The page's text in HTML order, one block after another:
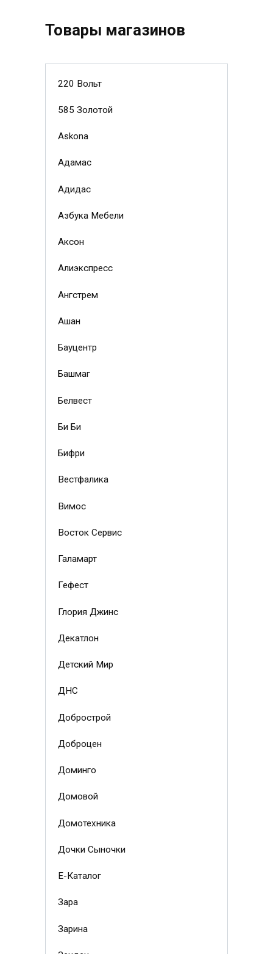
Товары магазинов
220 Вольт
585 Золотой
Askona
Адамас
Адидас
Азбука Мебели
Аксон
Алиэкспресс
Ангстрем
Ашан
Бауцентр
Башмаг
Белвест
Би Би
Бифри
Вестфалика
Вимос
Восток Сервис
Галамарт
Гефест
Глория Джинс
Декатлон
Детский Мир
ДНС
Добрострой
Доброцен
Доминго
Домовой
Домотехника
Дочки Сыночки
Е-Каталог
Зара
Зарина